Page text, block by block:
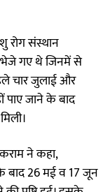
रोग संस्थान
गए थे जिनमें से
चार जुलाई और
पाए जाने के बाद
ने कहा,
बाद 26 मई व 17 जून